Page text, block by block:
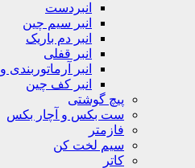
انبردست
انبر سیم چین
انبر دم باریک
انبر قفلی
انبر آرماتوربندی
انبر کف چین
پیچ گوشتی
ست بکس و آچار بکس
فازمتر
سیم لخت کن
کاتر